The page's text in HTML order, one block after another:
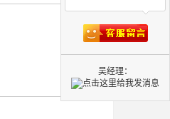
吴经理：